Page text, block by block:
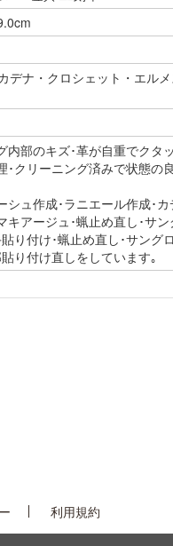
デナ・クロシェット・エル
内部のキズ･革が自重でクタ
･クリーニング済みで状態の
シュ作成･ラニエール作成･
キアージュ･蝋止め直し･サ
り付け･蝋止め直し･サング
り付け直しをしています｡
利用規約